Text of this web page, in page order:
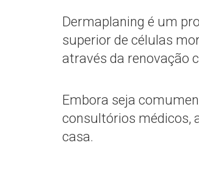
Dermaplaning é um
superior de células
através da renovação
Embora seja
consultórios médicos,
casa.